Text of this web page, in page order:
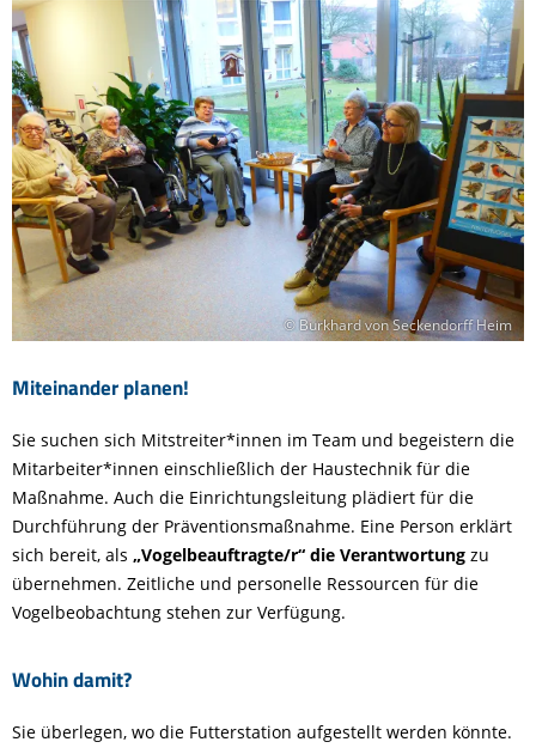
© Burkhard von Seckendorff Heim
Miteinander planen!
Sie suchen sich Mitstreiter*innen im Team und begeistern die
Mitarbeiter*innen einschließlich der Haustechnik für die
Maßnahme. Auch die Einrichtungsleitung plädiert für die
Durchführung der Präventionsmaßnahme. Eine Person erklärt
sich bereit, als „Vogelbeauftragte/r“ die Verantwortung zu
übernehmen. Zeitliche und personelle Ressourcen für die
Vogelbeobachtung stehen zur Verfügung.
Wohin damit?
Sie überlegen, wo die Futterstation aufgestellt werden könnte.